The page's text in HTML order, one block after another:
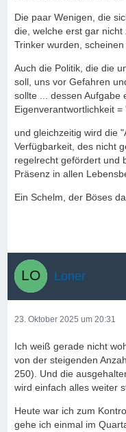
Die paar Wenigen, die
die, welche erst gar nicht
Trinker wurden,
Auch die Politik, die die
soll, uns vor Gefahren
sollte ... dessen Aufgabe
Eigenverantwortlichkeit
und gleichzeitig wird die
Verfügbarkeit, des nicht
regelrecht gefördert und
Präsenz in allen
Ein Schelm, der Böses
Loner
23. Oktober 2025 um 20:31
Ich weiß gerade nicht
von der steigenden
250). Und die
wird einfach alles weiter
Heute war ich zum
gehe ich einmal im